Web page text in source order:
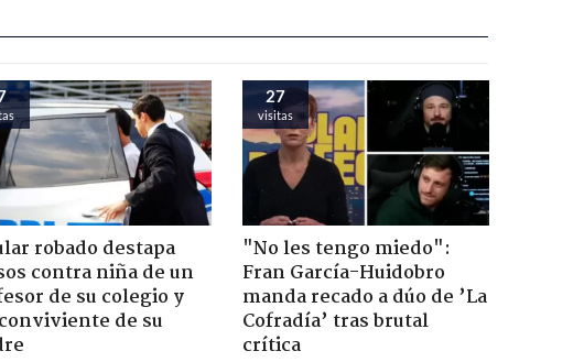
robado destapa
contra niña de un
de su colegio y
de su
27
visitas
"No les tengo miedo":
Fran García-Huidobro
manda recado a dúo de ’La
Cofradía’ tras brutal
crítica